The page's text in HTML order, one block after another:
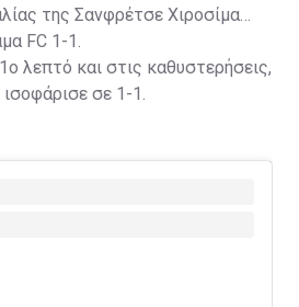
της Σανφρέτσε Χιροσίμα
FC 1-1.
λεπτό και στις καθυστερήσεις,
σε 1-1.